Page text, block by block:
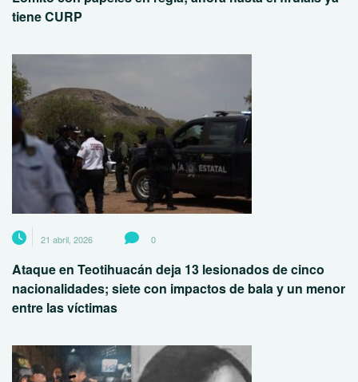
tiene CURP
21 abril, 2026 0
Ataque en Teotihuacán deja 13 lesionados de cinco
nacionalidades; siete con impactos de bala y un menor
entre las víctimas